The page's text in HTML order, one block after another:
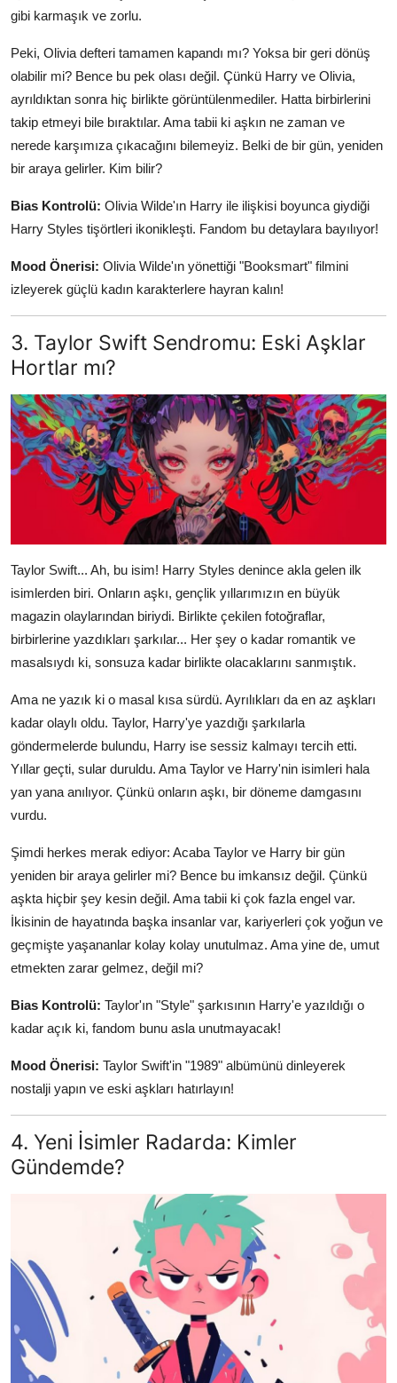
gibi karmaşık ve zorlu.
Peki, Olivia defteri tamamen kapandı mı? Yoksa bir geri dönüş
olabilir mi? Bence bu pek olası değil. Çünkü Harry ve Olivia,
ayrıldıktan sonra hiç birlikte görüntülenmediler. Hatta birbirlerini
takip etmeyi bile bıraktılar. Ama tabii ki aşkın ne zaman ve
nerede karşımıza çıkacağını bilemeyiz. Belki de bir gün, yeniden
bir araya gelirler. Kim bilir?
Bias Kontrolü: Olivia Wilde'ın Harry ile ilişkisi boyunca giydiği
Harry Styles tişörtleri ikonikleşti. Fandom bu detaylara bayılıyor!
Mood Önerisi: Olivia Wilde'ın yönettiği "Booksmart" filmini
izleyerek güçlü kadın karakterlere hayran kalın!
3. Taylor Swift Sendromu: Eski Aşklar
Hortlar mı?
Taylor Swift... Ah, bu isim! Harry Styles denince akla gelen ilk
isimlerden biri. Onların aşkı, gençlik yıllarımızın en büyük
magazin olaylarından biriydi. Birlikte çekilen fotoğraflar,
birbirlerine yazdıkları şarkılar... Her şey o kadar romantik ve
masalsıydı ki, sonsuza kadar birlikte olacaklarını sanmıştık.
Ama ne yazık ki o masal kısa sürdü. Ayrılıkları da en az aşkları
kadar olaylı oldu. Taylor, Harry'ye yazdığı şarkılarla
göndermelerde bulundu, Harry ise sessiz kalmayı tercih etti.
Yıllar geçti, sular duruldu. Ama Taylor ve Harry'nin isimleri hala
yan yana anılıyor. Çünkü onların aşkı, bir döneme damgasını
vurdu.
Şimdi herkes merak ediyor: Acaba Taylor ve Harry bir gün
yeniden bir araya gelirler mi? Bence bu imkansız değil. Çünkü
aşkta hiçbir şey kesin değil. Ama tabii ki çok fazla engel var.
İkisinin de hayatında başka insanlar var, kariyerleri çok yoğun ve
geçmişte yaşananlar kolay kolay unutulmaz. Ama yine de, umut
etmekten zarar gelmez, değil mi?
Bias Kontrolü: Taylor'ın "Style" şarkısının Harry'e yazıldığı o
kadar açık ki, fandom bunu asla unutmayacak!
Mood Önerisi: Taylor Swift'in "1989" albümünü dinleyerek
nostalji yapın ve eski aşkları hatırlayın!
4. Yeni İsimler Radarda: Kimler
Gündemde?